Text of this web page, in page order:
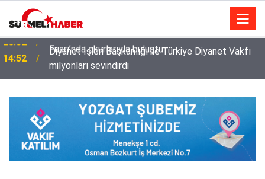
14:52
Diyanet İşleri Başkanlığı ile Türkiye Diyanet Vakfı
milyonları sevindirdi